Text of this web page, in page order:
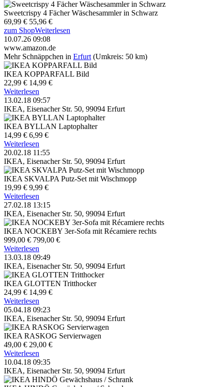
Sweetcrispy 4 Fächer Wäschesammler in Schwarz
69,99 € 55,96 €
zum ShopWeiterlesen
10.07.26 09:08
www.amazon.de
Mehr Schnäppchen in Erfurt (Umkreis: 50 km)
IKEA KOPPARFALL Bild
22,99 € 14,99 €
Weiterlesen
13.02.18 09:57
IKEA, Eisenacher Str. 50, 99094 Erfurt
IKEA BYLLAN Laptophalter
14,99 € 6,99 €
Weiterlesen
20.02.18 11:55
IKEA, Eisenacher Str. 50, 99094 Erfurt
IKEA SKVALPA Putz-Set mit Wischmopp
19,99 € 9,99 €
Weiterlesen
27.02.18 13:15
IKEA, Eisenacher Str. 50, 99094 Erfurt
IKEA NOCKEBY 3er-Sofa mit Récamiere rechts
999,00 € 799,00 €
Weiterlesen
13.03.18 09:49
IKEA, Eisenacher Str. 50, 99094 Erfurt
IKEA GLOTTEN Tritthocker
24,99 € 14,99 €
Weiterlesen
05.04.18 09:23
IKEA, Eisenacher Str. 50, 99094 Erfurt
IKEA RASKOG Servierwagen
49,00 € 29,00 €
Weiterlesen
10.04.18 09:35
IKEA, Eisenacher Str. 50, 99094 Erfurt